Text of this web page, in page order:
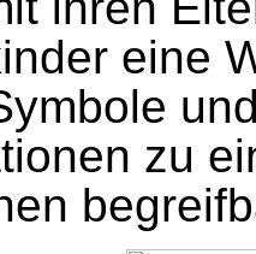
eine
zu